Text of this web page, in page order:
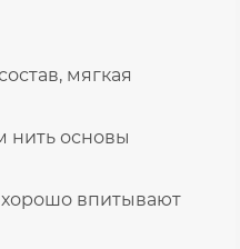
мягкая
нить основы
хорошо впитывают